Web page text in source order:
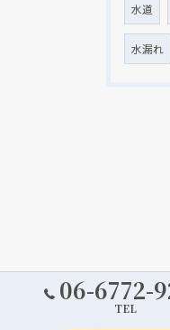
水道
水漏れ
06-6772-
TEL